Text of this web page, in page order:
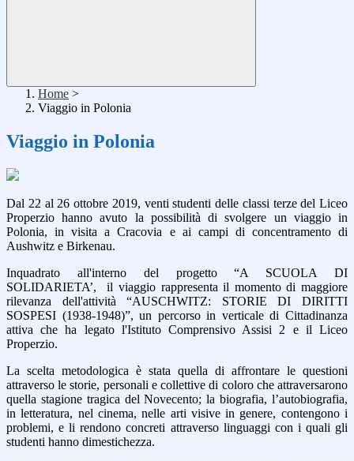
Home >
Viaggio in Polonia
Viaggio in Polonia
Dal 22 al 26 ottobre 2019, venti studenti delle classi terze del Liceo
Properzio hanno avuto la possibilità di svolgere un viaggio in
Polonia, in visita a Cracovia e ai campi di concentramento di
Aushwitz e Birkenau.
Inquadrato all'interno del progetto “A SCUOLA DI
SOLIDARIETA’, il viaggio rappresenta il momento di maggiore
rilevanza dell'attività “AUSCHWITZ: STORIE DI DIRITTI
SOSPESI (1938-1948)”, un percorso in verticale di Cittadinanza
attiva che ha legato l'Istituto Comprensivo Assisi 2 e il Liceo
Properzio.
La scelta metodologica è stata quella di affrontare le questioni
attraverso le storie, personali e collettive di coloro che attraversarono
quella stagione tragica del Novecento; la biografia, l’autobiografia,
in letteratura, nel cinema, nelle arti visive in genere, contengono i
problemi, e li rendono concreti attraverso linguaggi con i quali gli
studenti hanno dimestichezza.